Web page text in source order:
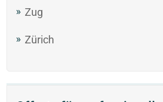
Zug
Zürich